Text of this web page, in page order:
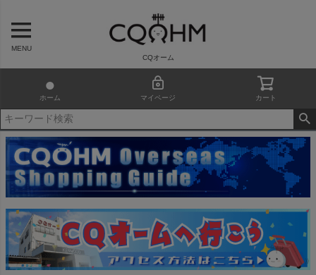
MENU
CQオーム
ホーム マイページ カート